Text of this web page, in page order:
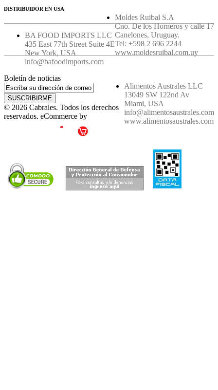
Moldes Ruibal S.A
Cno. De los Horneros y calle 17
Canelones, Uruguay.
Tel: +598 2 696 2244
www.moldesruibal.com.uy
DISTRIBUIDOR EN USA
BA FOOD IMPORTS LLC
435 East 77th Street Suite 4E
New York, USA
info@bafoodimports.com
Alimentos Australes LLC
13049 SW 122nd Av
Miami, USA
info@alimentosaustrales.com
www.alimentosaustrales.com
Boletín de noticias
SUSCRIBIRME
© 2026 Cabrales. Todos los derechos
reservados. eCommerce by